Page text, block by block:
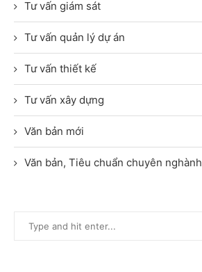
Tư vấn giám sát
Tư vấn quản lý dự án
Tư vấn thiết kế
Tư vấn xây dựng
Văn bản mới
Văn bản, Tiêu chuẩn chuyên nghành